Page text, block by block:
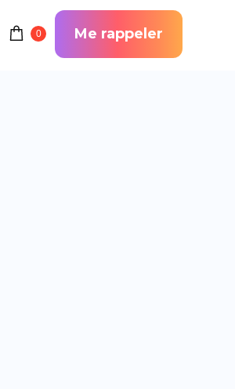
Me rappeler
0